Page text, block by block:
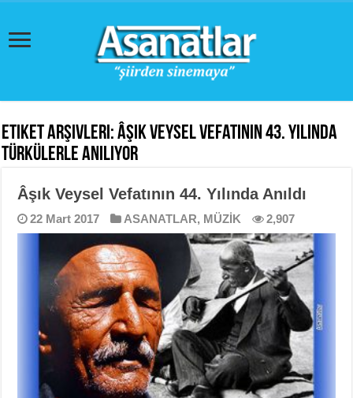
Etiket Arşivleri:Âşık Veysel Vefatının 43. Yılında
Türkülerle Anılıyor
Âşık Veysel Vefatının 44. Yılında Anıldı
22 Mart 2017 ASANATLAR, MÜZİK 2,907